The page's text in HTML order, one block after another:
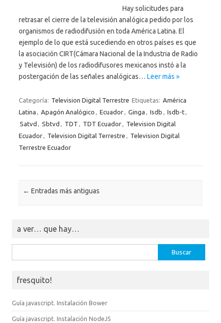
Hay solicitudes para
retrasar el cierre de la televisión analógica pedido por los
organismos de radiodifusión en toda América Latina. El
ejemplo de lo que está sucediendo en otros países es que
la asociación CIRT(Cámara Nacional de la Industria de Radio
y Televisión) de los radiodifusores mexicanos instó a la
postergación de las señales analógicas… Leer más »
Categoría: Television Digital Terrestre Etiquetas: América
Latina , Apagón Analógico , Ecuador, Ginga , Isdb , Isdb-t,
Satvd , Sbtvd , TDT , TDT Ecuador, Television Digital
Ecuador, Television Digital Terrestre , Television Digital
Terrestre Ecuador
Navegación de entradas
← Entradas más antiguas
a ver… que hay…
fresquito!
Guía javascript. Instalación Bower
Guía javascript. Instalación NodeJS